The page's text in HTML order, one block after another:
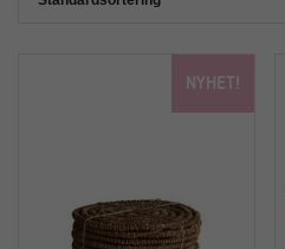
NYHET!